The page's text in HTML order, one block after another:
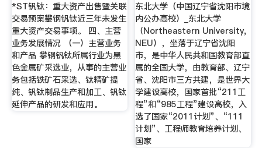
*ST钒钛：重大资产出售暨关联
交易预案攀钢钒钛近三年未发生
重大资产交易事项。 四、主营
业务发展情况 （一）主营业务
和产品 攀钢钒钛所属行业为黑
色金属矿采选业，从事的主营业
务包括铁矿石采选、钛精矿提
纯、钒钛制品生产和加工、钒钛
延伸产品的研发和应用。
东北大学（中国辽宁省沈阳市境
内公办高校）_东北大学
（Northeastern University,
NEU），坐落于辽宁省沈阳
市，是中华人民共和国教育部直
属的全国大学，由教育部、辽宁
省、沈阳市三方共建，是世界大
学建设高校，国家首批“211工
程”和“985工程”建设高校，入
选了国家“2011计划”、“111
计划”、工程师教育培养计划、
国家